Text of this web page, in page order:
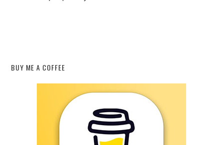
BUY ME A COFFEE